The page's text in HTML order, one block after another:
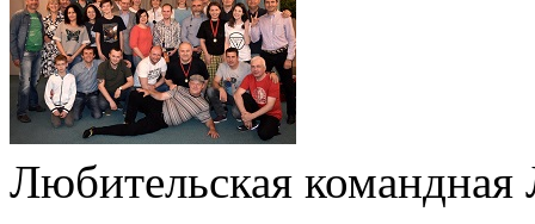
Любительская